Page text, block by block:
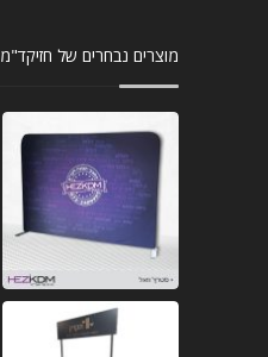
מוצרים נבחרים של חזיקד"מ